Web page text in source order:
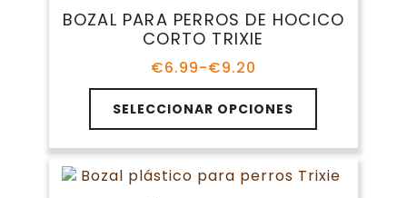
opciones
elegir
la
página
producto
BOZAL PARA PERROS DE HOCICO
CORTO TRIXIE
€6.99-€9.20
Rango
de
precios:
desde
€6.99
hasta
€9.20
SELECCIONAR OPCIONES
Este
producto
tiene
múltiples
variantes.